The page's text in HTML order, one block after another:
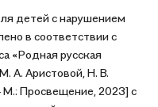
детей с нарушением
в соответствии с
«Родная русская
А. Аристовой, Н. В.
М.: Просвещение, 2023] с